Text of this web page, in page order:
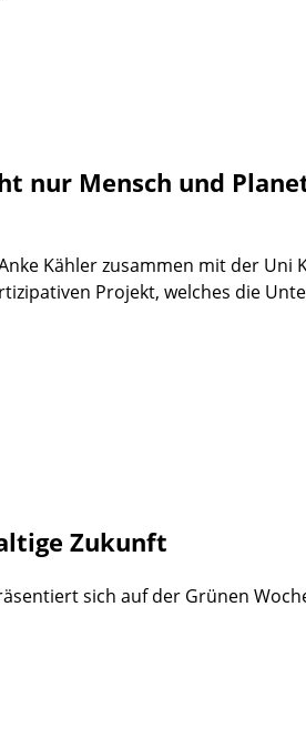
nur Mensch und
Kähler zusammen mit der Uni
Projekt, welches die
Zukunft
sich auf der Grünen